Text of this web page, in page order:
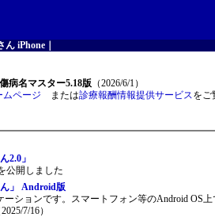
ん iPhone
病名マスター5.18版 （2026/6/1）
ムページ または診療報酬情報提供サービスをご
2.0」
公開しました
」 Android版
ーションです。スマートフォン等のAndroid OS上
7/16）